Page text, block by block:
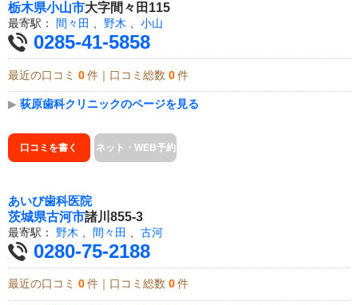
栃木県小山市大字間々田115
最寄駅： 間々田 、 野木 、 小山
0285-41-5858
最近の口コミ 0 件｜口コミ総数 0 件
▶ 荻原歯科クリニックのページを見る
口コミを書く ネット・WEB予約
あいび歯科医院
茨城県古河市諸川855-3
最寄駅： 野木 間々田 古河
0280-75-2188
最近の口コミ 0 件｜口コミ総数 0 件